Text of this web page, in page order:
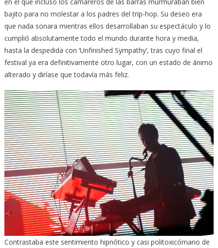
bajito para no molestar a los padres del trip-hop. Su deseo era
que nada sonara mientras ellos desarrollaban su espectáculo y lo
cumplió absolutamente todo el mundo durante hora y media,
hasta la despedida con ‘Unfinished Sympathy’, tras cuyo final el
festival ya era definitivamente otro lugar, con un estado de ánimo
alterado y diríase que todavía más feliz.
Contrastaba este sentimiento hipnótico y casi politoxicómano de